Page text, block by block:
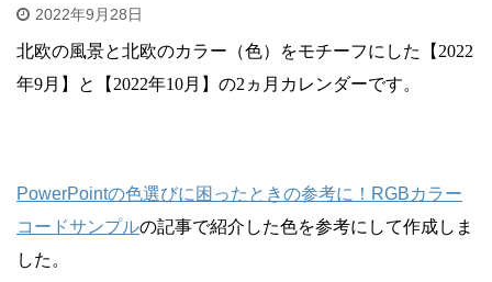
2022年9月28日
北欧の風景と北欧のカラー（色）をモチーフにした【2022
年9月】と【2022年10月】の2ヵ月カレンダーです。
PowerPointの色選びに困ったときの参考に！RGBカラー
コードサンプルの記事で紹介した色を参考にして作成しま
した。